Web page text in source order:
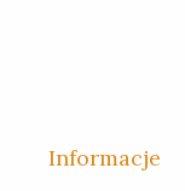
Informacje